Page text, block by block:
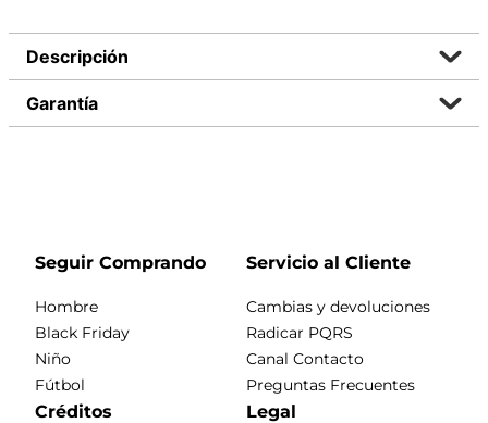
Descripción
Garantía
Seguir Comprando
Hombre
Black Friday
Niño
Fútbol
Servicio al Cliente
Cambias y devoluciones
Radicar PQRS
Canal Contacto
Preguntas Frecuentes
Créditos Legal